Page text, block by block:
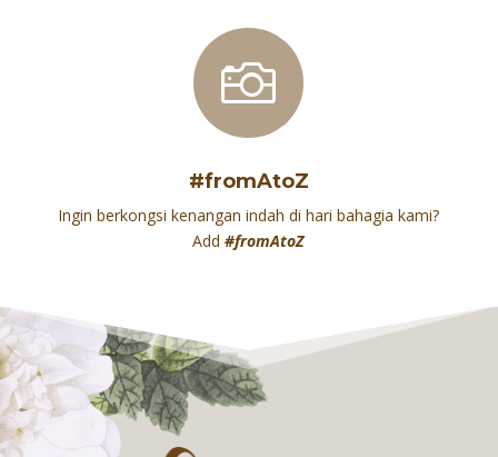

#fromAtoZ
Ingin berkongsi kenangan indah di hari bahagia kami?
Add#fromAtoZ